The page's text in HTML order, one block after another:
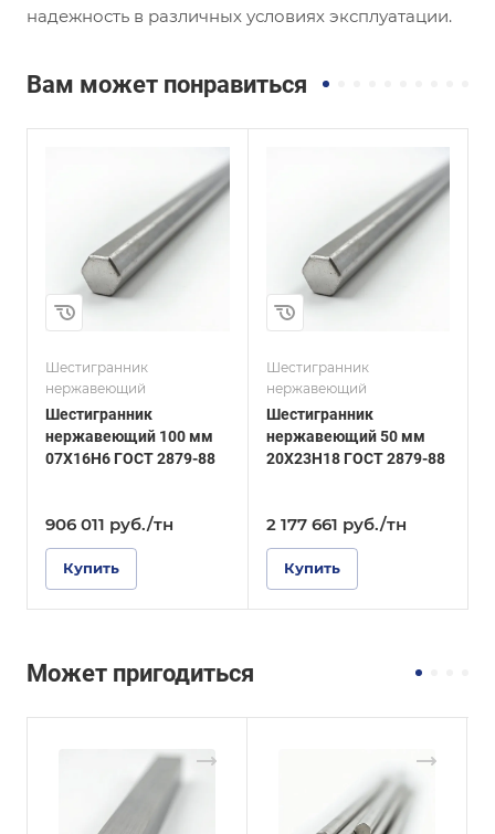
надежность в различных условиях эксплуатации.
Вам может понравиться
Шестигранник
нержавеющий
Шестигранник
нержавеющий 100 мм
07Х16Н6 ГОСТ 2879-88
906 011 руб./тн
Купить
Сплав / Марка стали
ГОСТ, ТУ
ГОСТ 2879-88
Технология
изготовления
50
Шестигранник
нержавеющий
Шестигранник
нержавеющий 50 мм
20Х23Н18 ГОСТ 2879-88
2 177 661 руб./тн
Купить
Сплав / Марка стали
ГОСТ, ТУ
ASTM A276
Технология
изготовления
22
Может пригодиться